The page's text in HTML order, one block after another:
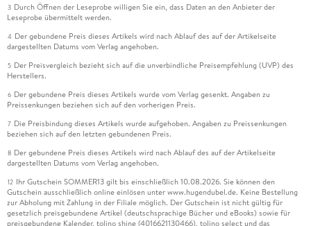
3 Durch Öffnen der Leseprobe willigen Sie ein, dass Daten an den Anbieter der
Leseprobe übermittelt werden.
4 Der gebundene Preis dieses Artikels wird nach Ablauf des auf der Artikelseite
dargestellten Datums vom Verlag angehoben.
5 Der Preisvergleich bezieht sich auf die unverbindliche Preisempfehlung (UVP) des
Herstellers.
6 Der gebundene Preis dieses Artikels wurde vom Verlag gesenkt. Angaben zu
Preissenkungen beziehen sich auf den vorherigen Preis.
7 Die Preisbindung dieses Artikels wurde aufgehoben. Angaben zu Preissenkungen
beziehen sich auf den letzten gebundenen Preis.
8 Der gebundene Preis dieses Artikels wird nach Ablauf des auf der Artikelseite
dargestellten Datums vom Verlag angehoben.
12 Ihr Gutschein SOMMER13 gilt bis einschließlich 10.08.2026. Sie können den
Gutschein ausschließlich online einlösen unter www.hugendubel.de. Keine Bestellung
zur Abholung mit Zahlung in der Filiale möglich. Der Gutschein ist nicht gültig für
gesetzlich preisgebundene Artikel (deutschsprachige Bücher und eBooks) sowie für
preisgebundene Kalender, tolino shine (4016621130466), tolino select und das